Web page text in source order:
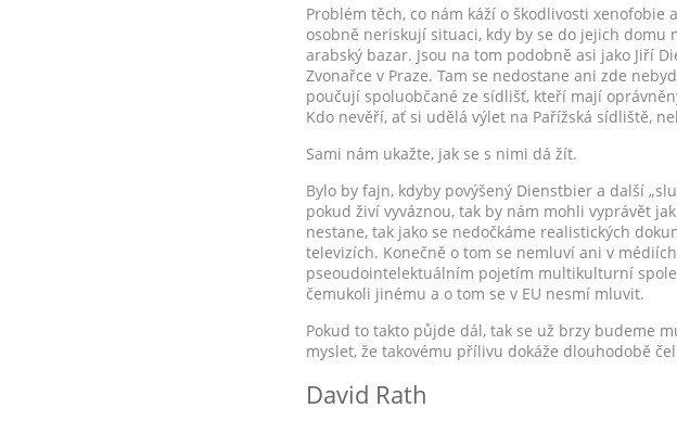
Problém těch, co nám káží o škodlivosti
osobně neriskují situaci, kdy by se do jejich
arabský bazar. Jsou na tom podobně asi jako Jiří
Zvonařce v Praze. Tam se nedostane ani zde
poučují spoluobčané ze sídlišť, kteří mají
Kdo nevěří, ať si udělá výlet na Pařížská sídliště,
Sami nám ukažte, jak se s nimi dá žít.
Bylo by fajn, kdyby povýšený Dienstbier a další
pokud živí vyváznou, tak by nám mohli vyprávět
nestane, tak jako se nedočkáme realistických
televizích. Konečně o tom se nemluví ani v
pseoudointelektuálním pojetím multikulturní
čemukoli jinému a o tom se v EU nesmí mluvit.
Pokud to takto půjde dál, tak se už brzy budeme
myslet, že takovému přílivu dokáže dlouhodobě
David Rath